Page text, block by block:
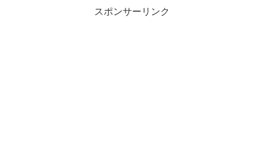
スポンサーリンク